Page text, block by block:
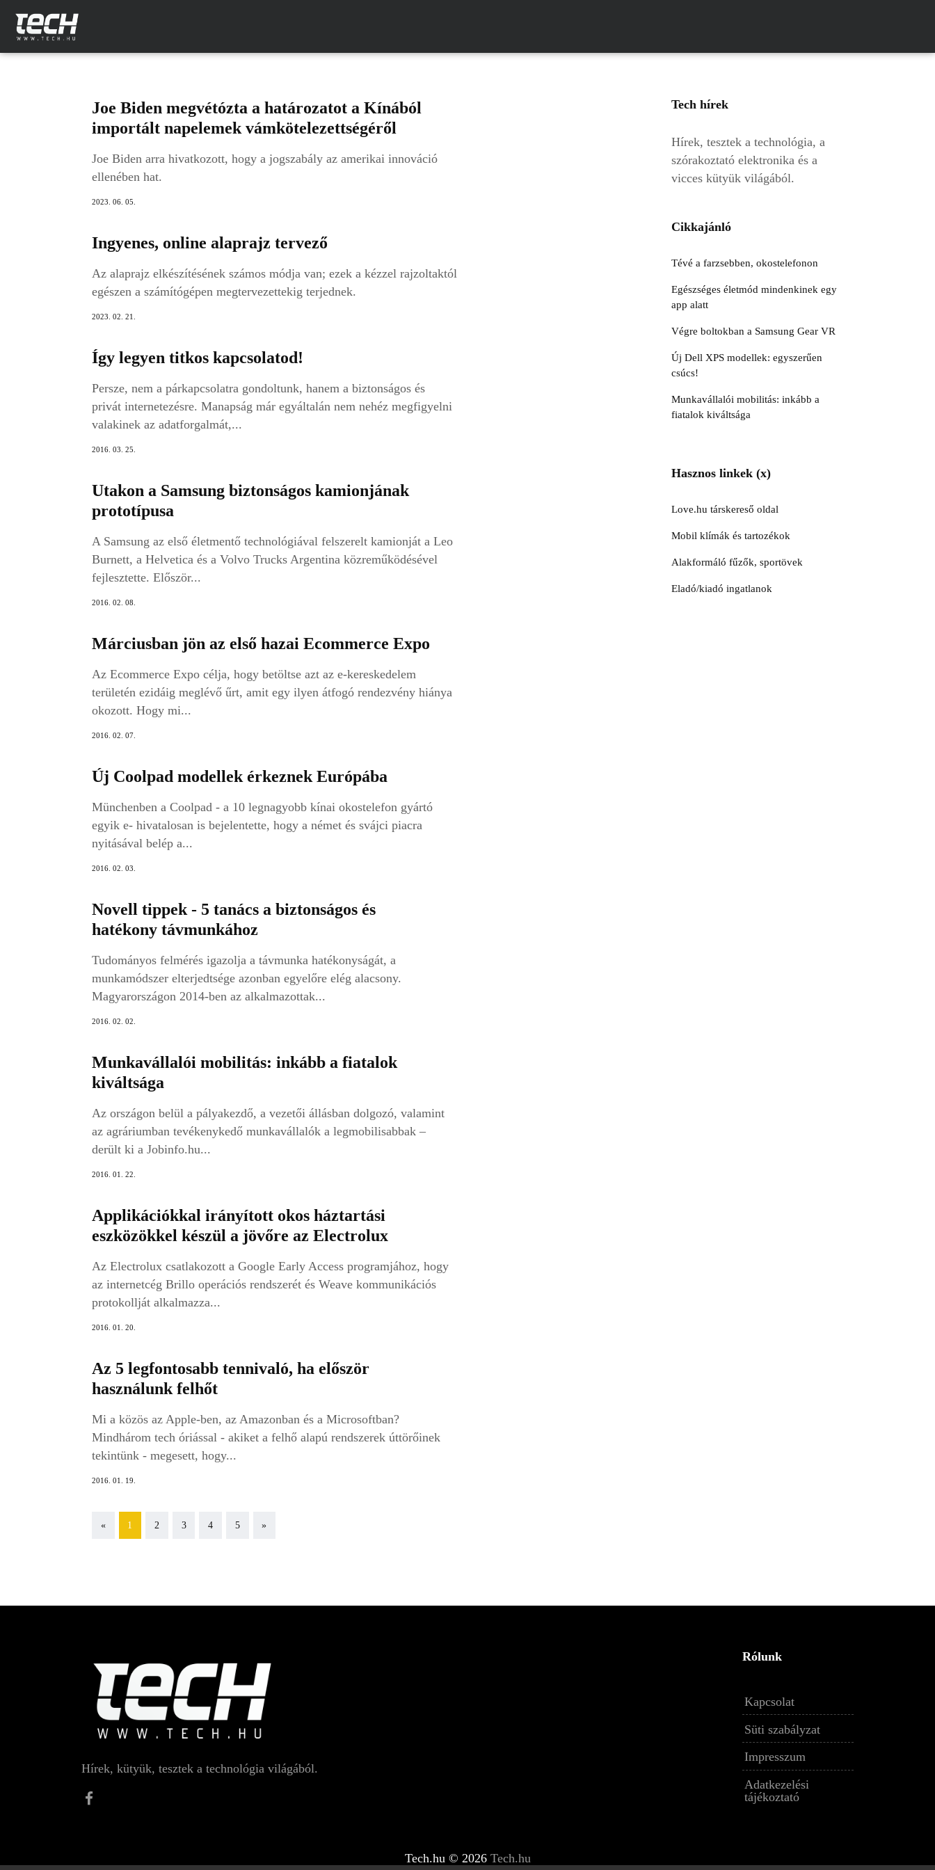
Joe Biden megvétózta a határozatot a Kínából
importált napelemek vámkötelezettségéről
Joe Biden arra hivatkozott, hogy a jogszabály az amerikai innováció
ellenében hat.
2023. 06. 05.
Ingyenes, online alaprajz tervező
Az alaprajz elkészítésének számos módja van; ezek a kézzel rajzoltaktól
egészen a számítógépen megtervezettekig terjednek.
2023. 02. 21.
Így legyen titkos kapcsolatod!
Persze, nem a párkapcsolatra gondoltunk, hanem a biztonságos és
privát internetezésre. Manapság már egyáltalán nem nehéz megfigyelni
valakinek az adatforgalmát,...
2016. 03. 25.
Utakon a Samsung biztonságos kamionjának
prototípusa
A Samsung az első életmentő technológiával felszerelt kamionját a Leo
Burnett, a Helvetica és a Volvo Trucks Argentina közreműködésével
fejlesztette. Először...
2016. 02. 08.
Márciusban jön az első hazai Ecommerce Expo
Az Ecommerce Expo célja, hogy betöltse azt az e-kereskedelem
területén ezidáig meglévő űrt, amit egy ilyen átfogó rendezvény hiánya
okozott. Hogy mi...
2016. 02. 07.
Új Coolpad modellek érkeznek Európába
Münchenben a Coolpad - a 10 legnagyobb kínai okostelefon gyártó
egyik e- hivatalosan is bejelentette, hogy a német és svájci piacra
nyitásával belép a...
2016. 02. 03.
Novell tippek - 5 tanács a biztonságos és
hatékony távmunkához
Tudományos felmérés igazolja a távmunka hatékonyságát, a
munkamódszer elterjedtsége azonban egyelőre elég alacsony.
Magyarországon 2014-ben az alkalmazottak...
2016. 02. 02.
Munkavállalói mobilitás: inkább a fiatalok
kiváltsága
Az országon belül a pályakezdő, a vezetői állásban dolgozó, valamint
az agráriumban tevékenykedő munkavállalók a legmobilisabbak –
derült ki a Jobinfo.hu...
2016. 01. 22.
Applikációkkal irányított okos háztartási
eszközökkel készül a jövőre az Electrolux
Az Electrolux csatlakozott a Google Early Access programjához, hogy
az internetcég Brillo operációs rendszerét és Weave kommunikációs
protokollját alkalmazza...
2016. 01. 20.
Az 5 legfontosabb tennivaló, ha először
használunk felhőt
Mi a közös az Apple-ben, az Amazonban és a Microsoftban?
Mindhárom tech óriással - akiket a felhő alapú rendszerek úttörőinek
tekintünk - megesett, hogy...
2016. 01. 19.
«Previous
1 2 3 4 5 »Next
Tech hírek
Hírek, tesztek a technológia, a
szórakoztató elektronika és a
vicces kütyük világából.
Cikkajánló
Tévé a farzsebben, okostelefonon
Egészséges életmód mindenkinek egy
app alatt
Végre boltokban a Samsung Gear VR
Új Dell XPS modellek: egyszerűen
csúcs!
Munkavállalói mobilitás: inkább a
fiatalok kiváltsága
Hasznos linkek (x)
Love.hu társkereső oldal
Mobil klímák és tartozékok
Alakformáló fűzők, sportövek
Eladó/kiadó ingatlanok
Hírek, kütyük, tesztek a technológia világából.
Rólunk
Kapcsolat
Süti szabályzat
Impresszum
Adatkezelési
tájékoztató
Tech.hu © 2026 Tech.hu